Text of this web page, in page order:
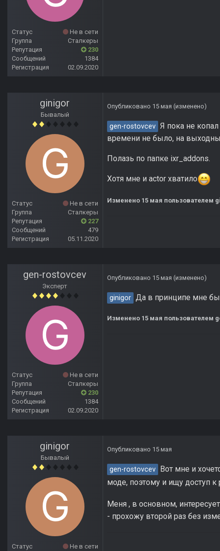
Статус
Не в сети
Группа
Сталкеры
Репутация
230
Сообщений
1384
Регистрация
02.09.2020
ginigor
Бывалый
Статус
Не в сети
Группа
Сталкеры
Репутация
227
Сообщений
479
Регистрация
05.11.2020
Опубликовано 15 мая (изменено)
gen-rostovcev Я пока не
времени не было, на
Полазь по папке ixr_addons.
Хотя мне и actor хватило
Изменено 15 мая пользователем
gen-rostovcev
Эксперт
Статус
Не в сети
Группа
Сталкеры
Репутация
230
Сообщений
1384
Регистрация
02.09.2020
Опубликовано 15 мая (изменено)
ginigor Да в принципе мне бы
Изменено 15 мая пользователем
ginigor
Бывалый
Статус
Не в сети
Опубликовано 15 мая
gen-rostovcev
Вот мне и
моде, поэтому и ищу доступ
Меня , в основном,
- прохожу второй раз без